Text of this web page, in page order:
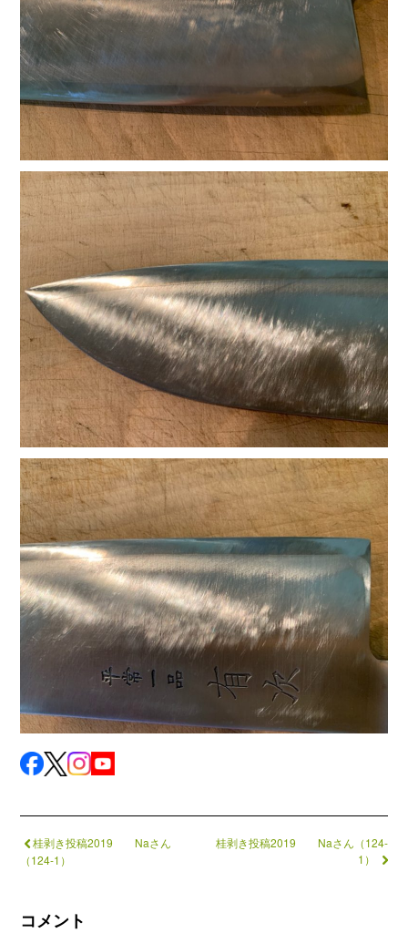
桂剥き投稿2019 Naさん
（124-1）
桂剥き投稿2019 Naさん（124-
1）
コメント